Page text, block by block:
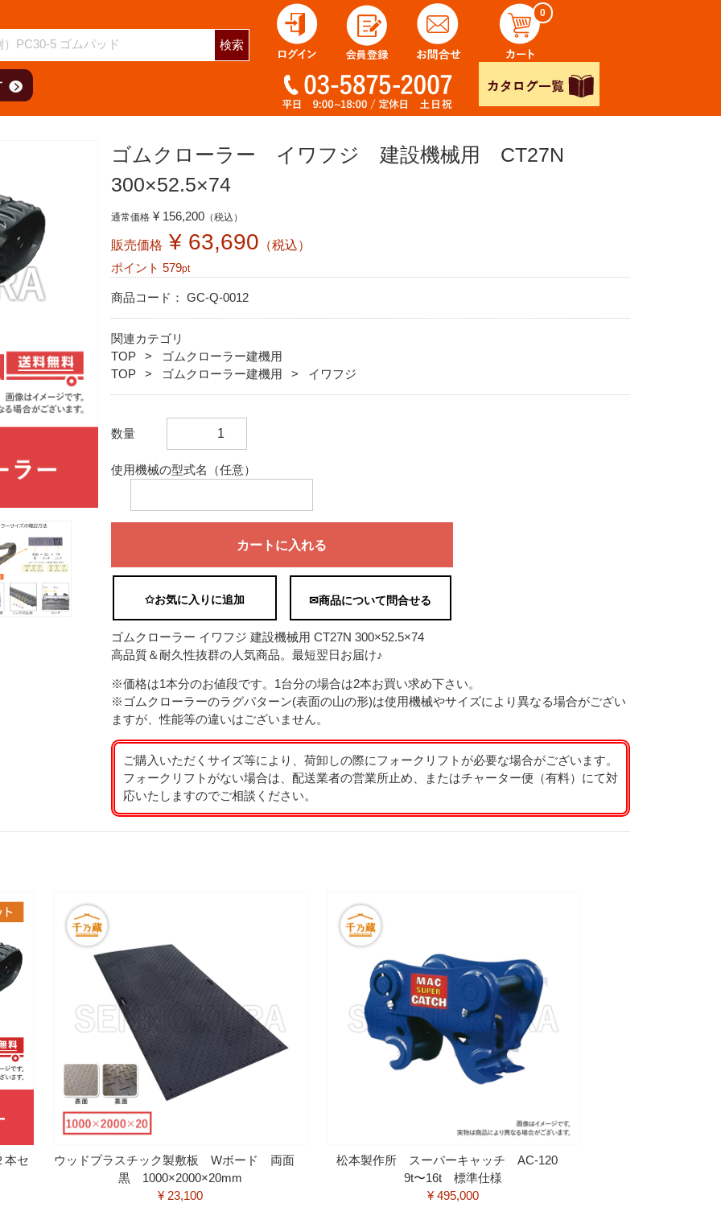
検索
0
ゴムクローラー イワフジ 建設機械用 CT27N
300×52.5×74
通常価格 ¥ 156,200（税込）
販売価格 ¥ 63,690 （税込）
ポイント 579pt
商品コード： GC-Q-0012
関連カテゴリ
TOP
ゴムクローラー建機用
TOP
ゴムクローラー建機用 イワフジ
数量
使用機械の型式名（任意）
カートに入れる
✩お気に入りに追加 ✉商品について問合せる
ゴムクローラー イワフジ 建設機械用 CT27N 300×52.5×74
高品質＆耐久性抜群の人気商品。最短翌日お届け♪
※価格は1本分のお値段です。1台分の場合は2本お買い求め下さい。
※ゴムクローラーのラグパターン(表面の山の形)は使用機械やサイズにより異なる場合がござい
ますが、性能等の違いはございません。
ご購入いただくサイズ等により、荷卸しの際にフォークリフトが必要な場合がございます。
フォークリフトがない場合は、配送業者の営業所止め、またはチャーター便（有料）にて対
応いたしますのでご相談ください。
セ
ウッドプラスチック製敷板 Wボード 両面
黒 1000×2000×20mm
¥ 23,100
松本製作所 スーパーキャッチ AC-120
9t〜16t 標準仕様
¥ 495,000